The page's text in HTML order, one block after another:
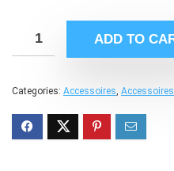
ADD TO
Categories: Accessoires,